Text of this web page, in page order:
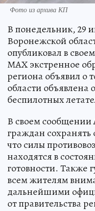
Фото из архива КП
В понедельник, 29
Воронежской
опубликовал в
МАХ экстренное
региона объявил о
области объявлена
беспилотных
В своем сообщении
граждан сохранять
что силы
находятся в
готовности. Также
всем жителям
дальнейшими
от правительства